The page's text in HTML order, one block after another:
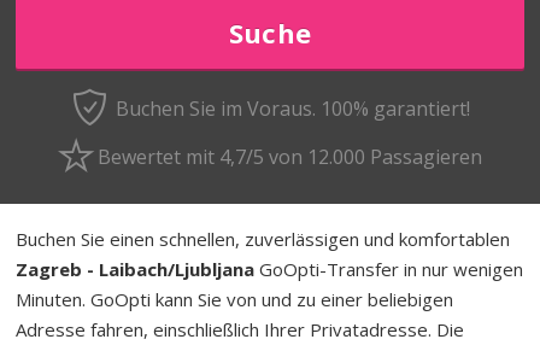
Buchen Sie im Voraus. 100% garantiert!
Bewertet mit 4,7/5 von 12.000 Passagieren
Buchen Sie einen schnellen, zuverlässigen und komfortablen
Zagreb - Laibach/Ljubljana GoOpti-Transfer in nur wenigen
Minuten. GoOpti kann Sie von und zu einer beliebigen
Adresse fahren, einschließlich Ihrer Privatadresse. Die